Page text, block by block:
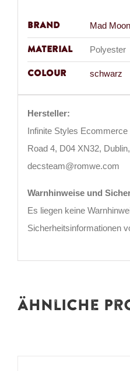
Brand Mad
Material Polyester
Colour schwarz
Hersteller:
Infinite Styles
Road 4, D04 XN32,
decsteam@romwe.com
Warnhinweise und
Es liegen keine
Sicherheitsinformationen
Ähnliche